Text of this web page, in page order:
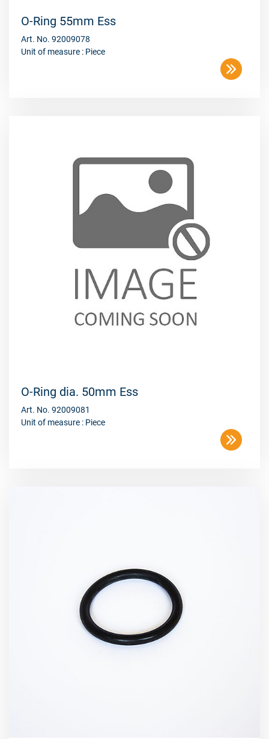
O-Ring 55mm Ess
Art. No. 92009078
Unit of measure : Piece
O-Ring dia. 50mm Ess
Art. No. 92009081
Unit of measure : Piece